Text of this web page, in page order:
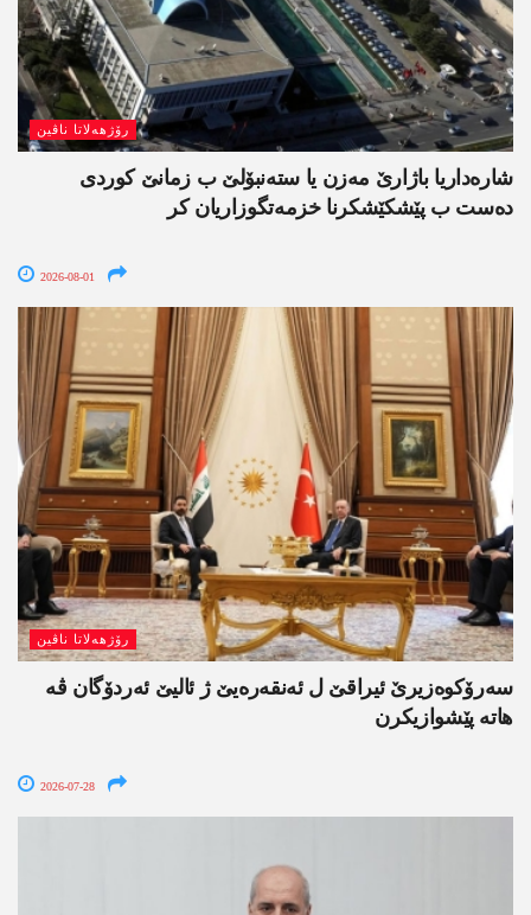
رۆژھەلاتا ناڤین
شارەداریا باژارێ مەزن یا ستەنبۆلێ ب زمانێ کوردی
دەست ب پێشکێشکرنا خزمەتگوزاریان کر
2026-08-01
رۆژھەلاتا ناڤین
سەرۆکوەزیرێ ئیراقێ ل ئەنقەرەیێ ژ ئالیێ ئەردۆگان ڤە
ھاتە پێشوازیکرن
2026-07-28